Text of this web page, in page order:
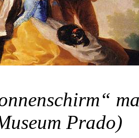
Prado)